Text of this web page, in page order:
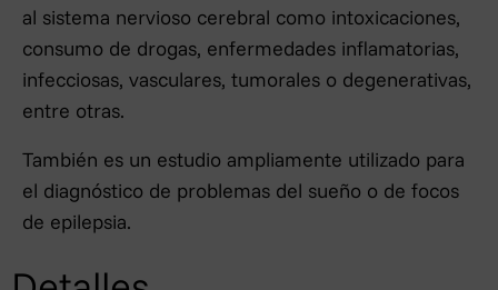
al sistema nervioso cerebral como intoxicaciones,
consumo de drogas, enfermedades inflamatorias,
infecciosas, vasculares, tumorales o degenerativas,
entre otras.
También es un estudio ampliamente utilizado para
el diagnóstico de problemas del sueño o de focos
de epilepsia.